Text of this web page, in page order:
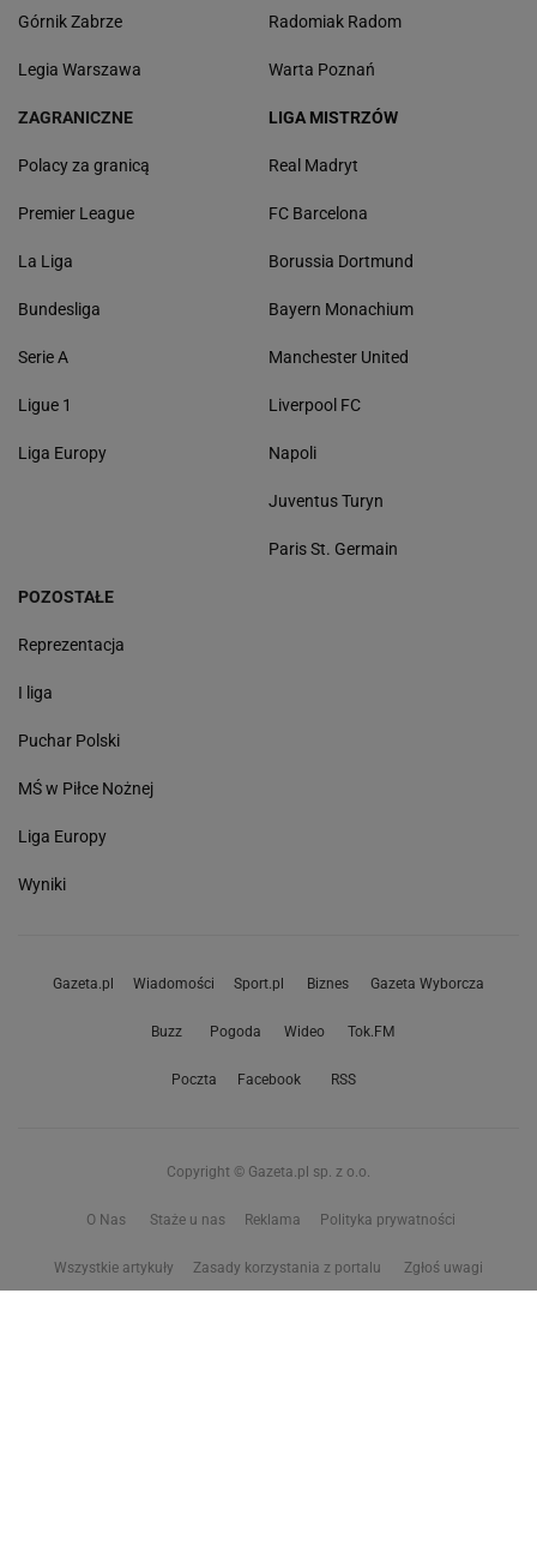
Górnik Zabrze
Legia Warszawa
Radomiak Radom
Warta Poznań
ZAGRANICZNE
Polacy za granicą
Premier League
La Liga
Bundesliga
Serie A
Ligue 1
Liga Europy
LIGA MISTRZÓW
Real Madryt
FC Barcelona
Borussia Dortmund
Bayern Monachium
Manchester United
Liverpool FC
Napoli
Juventus Turyn
Paris St. Germain
POZOSTAŁE
Reprezentacja
I liga
Puchar Polski
MŚ w Piłce Nożnej
Liga Europy
Wyniki
Gazeta.pl Wiadomości Sport.pl Biznes Gazeta Wyborcza
Buzz Pogoda Wideo Tok.FM
Poczta Facebook RSS
Copyright © Gazeta.pl sp. z o.o.
O Nas Staże u nas Reklama Polityka prywatności
Wszystkie artykuły Zasady korzystania z portalu Zgłoś uwagi